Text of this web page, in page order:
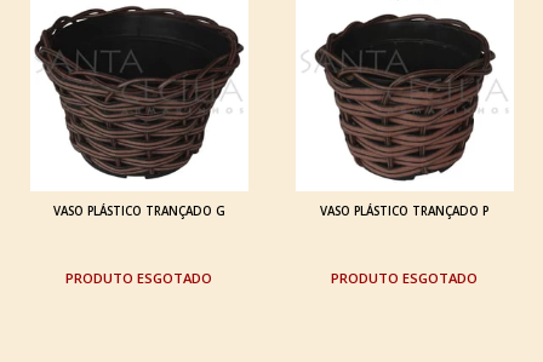
VASO PLÁSTICO TRANÇADO G
ESGOTADO
VASO PLÁSTICO TRANÇADO P
ESGOTADO